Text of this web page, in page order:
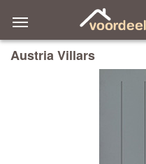
Austria Villars